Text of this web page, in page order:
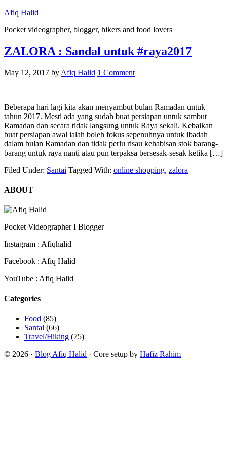
Afiq Halid
Pocket videographer, blogger, hikers and food lovers
ZALORA : Sandal untuk #raya2017
May 12, 2017 by Afiq Halid 1 Comment
Beberapa hari lagi kita akan menyambut bulan Ramadan untuk
tahun 2017. Mesti ada yang sudah buat persiapan untuk sambut
Ramadan dan secara tidak langsung untuk Raya sekali. Kebaikan
buat persiapan awal ialah boleh fokus sepenuhnya untuk ibadah
dalam bulan Ramadan dan tidak perlu risau kehabisan stok barang-
barang untuk raya nanti atau pun terpaksa bersesak-sesak ketika […]
Filed Under: Santai Tagged With: online shopping, zalora
ABOUT
Pocket Videographer I Blogger
Instagram : Afiqhalid
Facebook : Afiq Halid
YouTube : Afiq Halid
Categories
Food (85)
Santai (66)
Travel/Hiking (75)
© 2026 · Blog Afiq Halid · Core setup by Hafiz Rahim